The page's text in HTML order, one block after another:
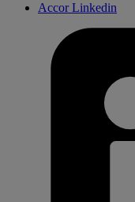
Accor Linkedin